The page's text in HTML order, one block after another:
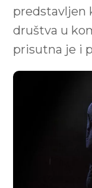
predstavljen
društva u
prisutna je i